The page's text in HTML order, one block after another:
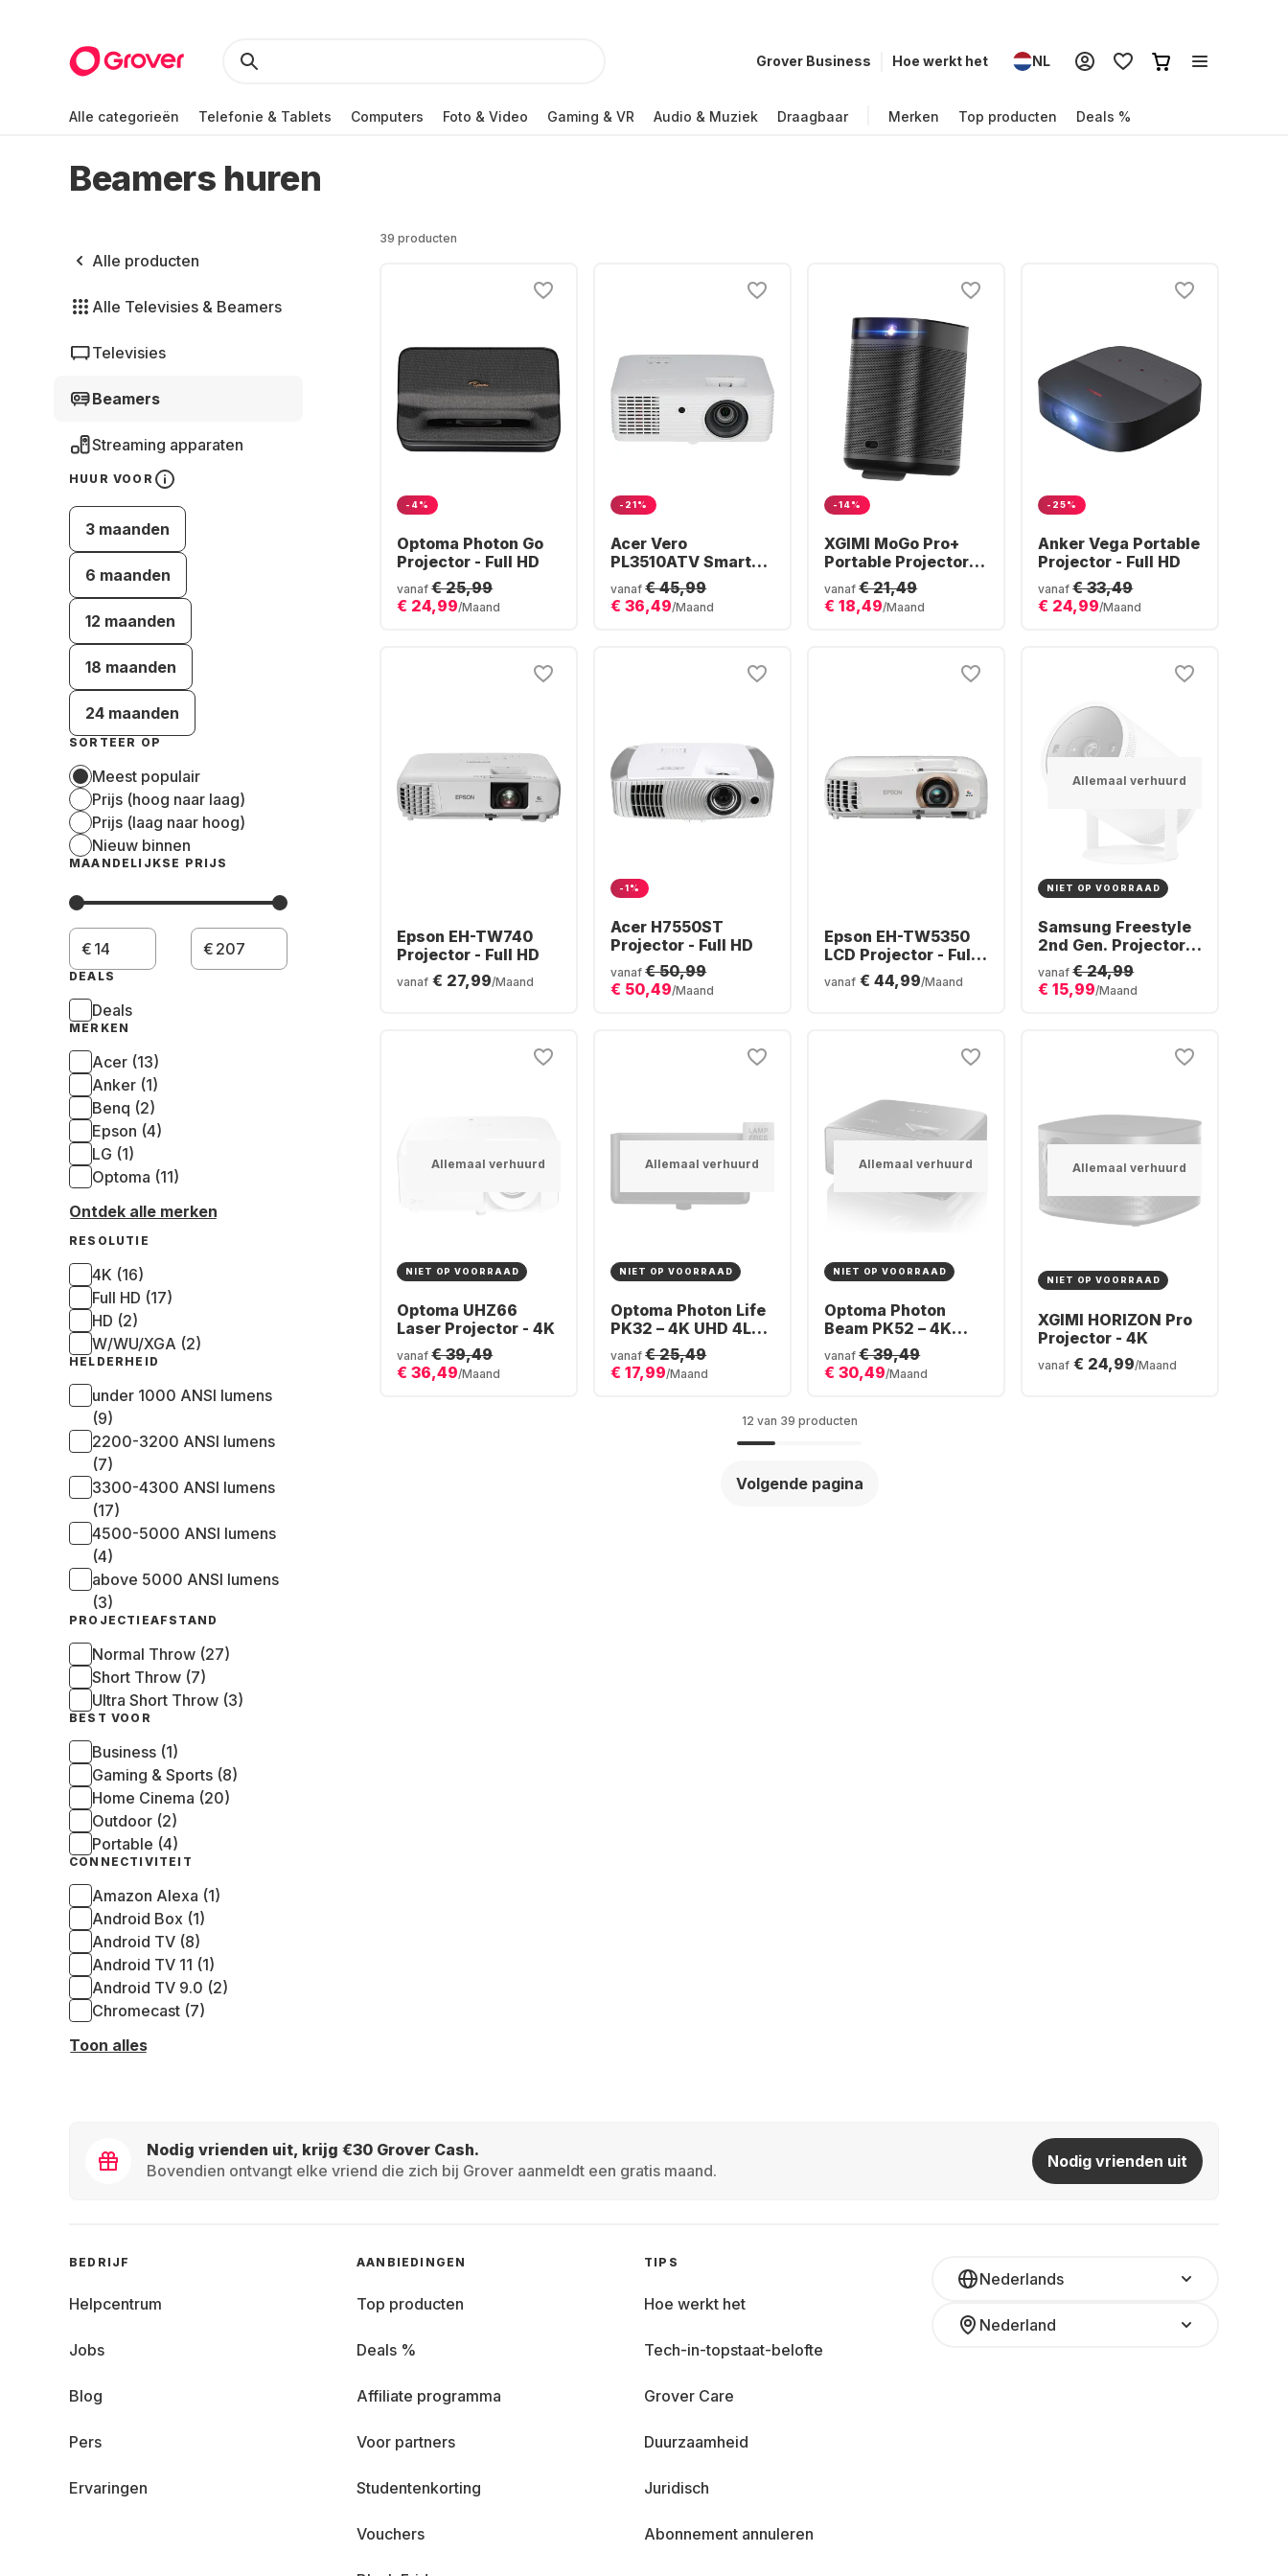
Grover Business Hoe werkt het NL
Alle categorieën Telefonie & Tablets Computers Foto & Video Gaming & VR Audio & Muziek Draagbaar Merken Top producten Deals %
Beamers huren
Alle producten
Alle Televisies & Beamers
Televisies
Beamers
Streaming apparaten
HUUR VOOR
3 maanden
6 maanden
12 maanden
18 maanden
24 maanden
SORTEER OP
Meest populair
Prijs (hoog naar laag)
Prijs (laag naar hoog)
Nieuw binnen
MAANDELIJKSE PRIJS
€ €
DEALS
Deals
MERKEN
Acer (13)
Anker (1)
Benq (2)
Epson (4)
LG (1)
Optoma (11)
Ontdek alle merken
RESOLUTIE
4K (16)
Full HD (17)
HD (2)
W/WU/XGA (2)
HELDERHEID
under 1000 ANSI lumens
(9)
2200-3200 ANSI lumens
(7)
3300-4300 ANSI lumens
(17)
4500-5000 ANSI lumens
(4)
above 5000 ANSI lumens
(3)
PROJECTIEAFSTAND
Normal Throw (27)
Short Throw (7)
Ultra Short Throw (3)
BEST VOOR
Business (1)
Gaming & Sports (8)
Home Cinema (20)
Outdoor (2)
Portable (4)
CONNECTIVITEIT
Amazon Alexa (1)
Android Box (1)
Android TV (8)
Android TV 11 (1)
Android TV 9.0 (2)
Chromecast (7)
Toon alles
39 producten
-4%
Optoma Photon Go
Projector - Full HD
vanaf € 25,99
€ 24,99/Maand
-21%
Acer Vero
PL3510ATV Smart
Projector - Full HD
vanaf € 45,99
€ 36,49/Maand
-14%
XGIMI MoGo Pro+
Portable Projector -
Full HD
vanaf € 21,49
€ 18,49/Maand
-25%
Anker Vega Portable
Projector - Full HD
vanaf € 33,49
€ 24,99/Maand
Epson EH-TW740
Projector - Full HD
vanaf € 27,99/Maand
-1%
Acer H7550ST
Projector - Full HD
vanaf € 50,99
€ 50,49/Maand
Epson EH-TW5350
LCD Projector - Full
vanaf € 44,99/Maand
Allemaal verhuurd
NIET OP VOORRAAD
Samsung Freestyle
2nd Gen. Projector -
Full HD
vanaf € 24,99
€ 15,99/Maand
Allemaal verhuurd
NIET OP VOORRAAD
Optoma UHZ66
Laser Projector - 4K
vanaf € 39,49
€ 36,49/Maand
Allemaal verhuurd
NIET OP VOORRAAD
Optoma Photon Life
PK32 – 4K UHD 4LED
Gaming & Home
Cinema Projector
vanaf € 25,49
€ 17,99/Maand
Allemaal verhuurd
NIET OP VOORRAAD
Optoma Photon
Beam PK52 – 4K
UHD DuraCore Laser
Home Projector
vanaf € 39,49
€ 30,49/Maand
Allemaal verhuurd
NIET OP VOORRAAD
XGIMI HORIZON Pro
Projector - 4K
vanaf € 24,99/Maand
12 van 39 producten
Volgende pagina
Nodig vrienden uit, krijg €30 Grover Cash.
Bovendien ontvangt elke vriend die zich bij Grover aanmeldt een gratis maand.
Nodig vrienden uit
Nederlands
Nederland
BEDRIJF
Helpcentrum
Jobs
Blog
Pers
Ervaringen
AANBIEDINGEN
Top producten
Deals %
Affiliate programma
Voor partners
Studentenkorting
Vouchers
TIPS
Hoe werkt het
Tech-in-topstaat-belofte
Grover Care
Duurzaamheid
Juridisch
Abonnement annuleren